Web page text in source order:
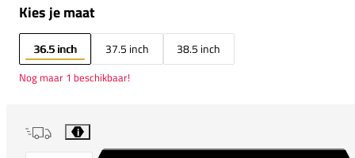
Kies je maat
36.5 inch 37.5 inch 38.5 inch
Nog maar 1 beschikbaar!
i